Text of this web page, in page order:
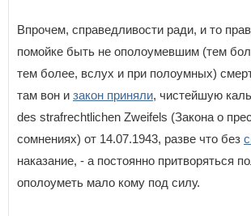
Впрочем, справедливости ради, и то
помойке быть не ополоумевшим (тем
тем более, вслух и при полоумных)
там вон и закон приняли, чистейшую
des strafrechtlichen Zweifels (Закона о
сомнениях) от 14.07.1943, разве что без
наказание, - а постоянно притворяться
ополоуметь мало кому под силу.